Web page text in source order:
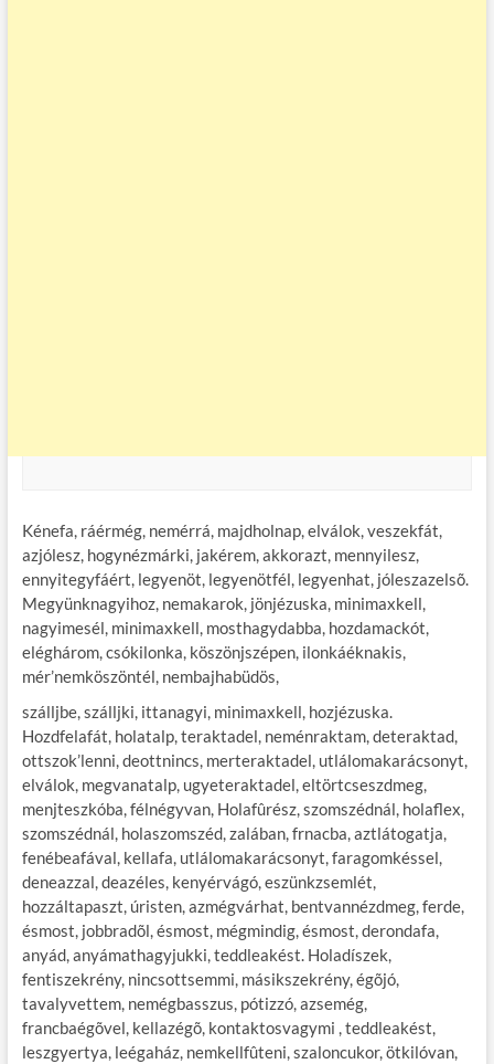
Kénefa, ráérmég, nemérrá, majdholnap, elválok, veszekfát,
azjólesz, hogynézmárki, jakérem, akkorazt, mennyilesz,
ennyitegyfáért, legyenöt, legyenötfél, legyenhat, jóleszazelsõ.
Megyünknagyihoz, nemakarok, jönjézuska, minimaxkell,
nagyimesél, minimaxkell, mosthagydabba, hozdamackót,
eléghárom, csókilonka, köszönjszépen, ilonkáéknakis,
mér’nemköszöntél, nembajhabüdös,
szálljbe, szálljki, ittanagyi, minimaxkell, hozjézuska.
Hozdfelafát, holatalp, teraktadel, neménraktam, deteraktad,
ottszok’lenni, deottnincs, merteraktadel, utlálomakarácsonyt,
elválok, megvanatalp, ugyeteraktadel, eltörtcseszdmeg,
menjteszkóba, félnégyvan, Holafûrész, szomszédnál, holaflex,
szomszédnál, holaszomszéd, zalában, frnacba, aztlátogatja,
fenébeafával, kellafa, utlálomakarácsonyt, faragomkéssel,
deneazzal, deazéles, kenyérvágó, eszünkzsemlét,
hozzáltapaszt, úristen, azmégvárhat, bentvannézdmeg, ferde,
ésmost, jobbradõl, ésmost, mégmindig, ésmost, derondafa,
anyád, anyámathagyjukki, teddleakést. Holadíszek,
fentiszekrény, nincsottsemmi, másikszekrény, égõjó,
tavalyvettem, nemégbasszus, pótizzó, azsemég,
francbaégõvel, kellazégõ, kontaktosvagymi , teddleakést,
leszgyertya, leégaház, nemkellfûteni, szaloncukor, ötkilóvan,